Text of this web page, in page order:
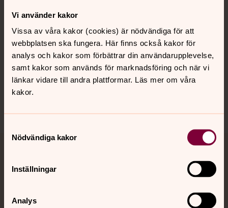
Vi använder kakor
Vissa av våra kakor (cookies) är nödvändiga för att
webbplatsen ska fungera. Här finns också kakor för
analys och kakor som förbättrar din användarupplevelse,
samt kakor som används för marknadsföring och när vi
länkar vidare till andra plattformar. Läs mer om våra
kakor.
Nödvändiga kakor
Inställningar
Analys
Hitta snabbt
Sociala kanaler
Akut samtals- och krisstöd. Prata eller chatta anonymt